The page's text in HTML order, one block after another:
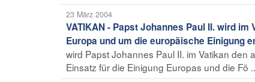
23 März 2004
VATIKAN - Papst Johannes Paul II. wird
Europa und um die europäische Einigung
wird Papst Johannes Paul II. im Vatikan
Einsatz für die Einigung Europas und die Fö